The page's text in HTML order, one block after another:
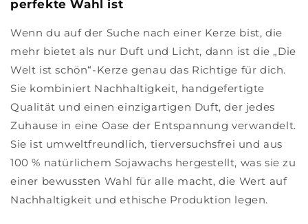
perfekte Wahl ist
Wenn du auf der Suche nach einer Kerze bist, die
mehr bietet als nur Duft und Licht, dann ist die „Die
Welt ist schön“-Kerze genau das Richtige für dich.
Sie kombiniert Nachhaltigkeit, handgefertigte
Qualität und einen einzigartigen Duft, der jedes
Zuhause in eine Oase der Entspannung verwandelt.
Sie ist umweltfreundlich, tierversuchsfrei und aus
100 % natürlichem Sojawachs hergestellt, was sie zu
einer bewussten Wahl für alle macht, die Wert auf
Nachhaltigkeit und ethische Produktion legen.